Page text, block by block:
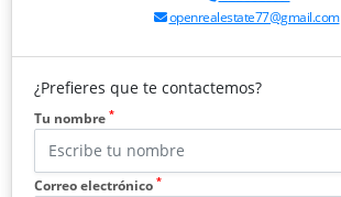
openrealestate77@gmail.com
¿Prefieres que te contactemos?
Tu nombre *
Correo electrónico *